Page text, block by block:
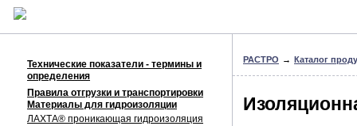
Технические показатели - термины и
определения
Правила отгрузки и транспортировки
Материалы для гидроизоляции
ЛАХТА® проникающая гидроизоляция
РАСТРО → Каталог